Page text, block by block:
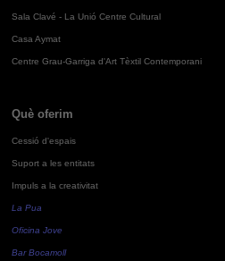
Sala Clavé - La Unió Centre Cultural
Casa Aymat
Centre Grau-Garriga d'Art Tèxtil Contemporani
Què oferim
Cessió d'espais
Suport a les entitats
Impuls a la creativitat
La Pua
Oficina Jove
Bar Bocamoll